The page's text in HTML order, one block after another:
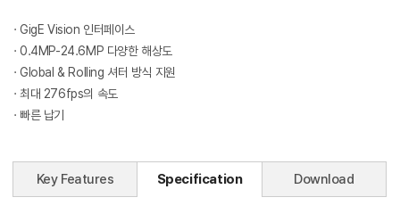
· GigE Vision 인터페이스
· 0.4MP-24.6MP 다양한 해상도
· Global & Rolling 셔터 방식 지원
· 최대 276fps의 속도
· 빠른 납기
Key Features Specification Download